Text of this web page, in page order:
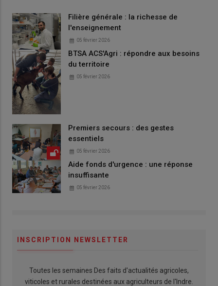
Filière générale : la richesse de
l'enseignement
05 février 2026
BTSA ACS'Agri : répondre aux besoins
du territoire
05 février 2026
Premiers secours : des gestes
essentiels
05 février 2026
Aide fonds d'urgence : une réponse
insuffisante
05 février 2026
INSCRIPTION NEWSLETTER
Toutes les semaines Des faits d'actualités agricoles,
viticoles et rurales destinées aux agriculteurs de l'Indre.